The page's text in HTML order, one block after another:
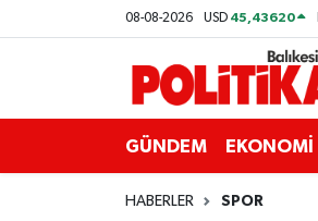
08-08-2026 USD 45,43620
GÜNDEM EKONOMİ
HABERLER SPOR
ASTROLOJİ
Balıkesir Nöbetçi Eczaneler
Balıkesir Hava Durumu
Balıkesir Namaz Vakitleri